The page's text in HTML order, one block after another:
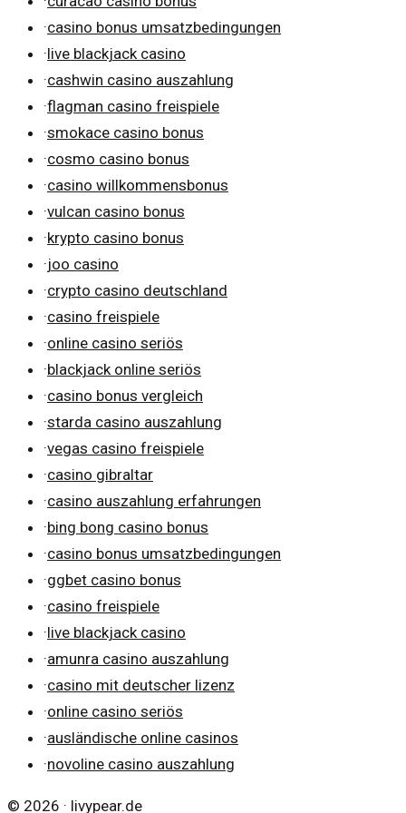
·casino bonus umsatzbedingungen
·live blackjack casino
·cashwin casino auszahlung
·flagman casino freispiele
·smokace casino bonus
·cosmo casino bonus
·casino willkommensbonus
·vulcan casino bonus
·krypto casino bonus
·joo casino
·crypto casino deutschland
·casino freispiele
·online casino seriös
·blackjack online seriös
·casino bonus vergleich
·starda casino auszahlung
·vegas casino freispiele
·casino gibraltar
·casino auszahlung erfahrungen
·bing bong casino bonus
·casino bonus umsatzbedingungen
·ggbet casino bonus
·casino freispiele
·live blackjack casino
·amunra casino auszahlung
·casino mit deutscher lizenz
·online casino seriös
·ausländische online casinos
·novoline casino auszahlung
© 2026 · livypear.de